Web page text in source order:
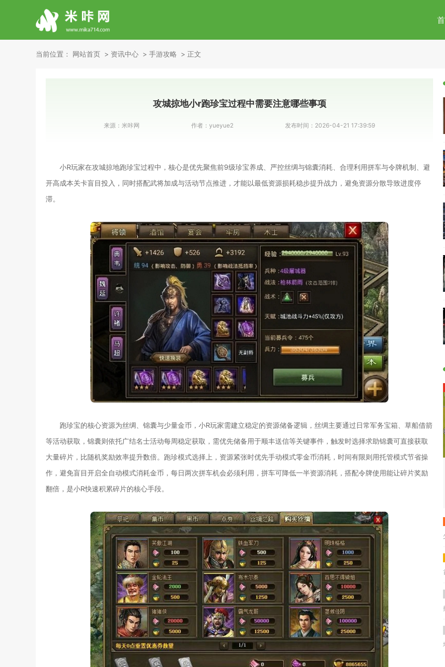
当前位置： 网站首页 资讯中心 手游攻略 正文
攻城掠地小r跑珍宝过程中需要注意哪些事项
来源： 米咔网 作者： yueyue2 发布时间： 2026-04-21 17:39:59
小R玩家在攻城掠地跑珍宝过程中，核心是优先聚焦前9级珍宝养成、严控丝绸与锦囊消耗、合理利用拼车与令牌机制、避
开高成本关卡盲目投入，同时搭配武将加成与活动节点推进，才能以最低资源损耗稳步提升战力，避免资源分散导致进度停
滞。
跑珍宝的核心资源为丝绸、锦囊与少量金币，小R玩家需建立稳定的资源储备逻辑，丝绸主要通过日常军务宝箱、草船借箭
等活动获取，锦囊则依托广结名士活动每周稳定获取，需优先储备用于顺丰送信等关键事件，触发时选择求助锦囊可直接获取
大量碎片，比随机奖励效率提升数倍。跑珍模式选择上，资源紧张时优先手动模式零金币消耗，时间有限则用托管模式节省操
作，避免盲目开启全自动模式消耗金币，每日两次拼车机会必须利用，拼车可降低一半资源消耗，搭配令牌使用能让碎片奖励
翻倍，是小R快速积累碎片的核心手段。